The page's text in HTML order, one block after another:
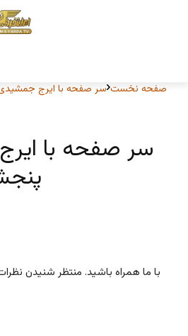
صفحه نخست سر صفحه با ایرج
سر صفحه با
با ما همراه باشید. منتظر شنیدن